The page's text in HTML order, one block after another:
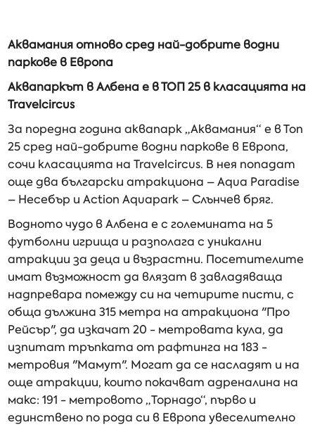
Аквамания отново сред най-добрите водни
паркове в Европа
Аквапаркът в Албена е в ТОП 25 в класацията на
Travelcircus
За поредна година аквапарк „Аквамания“ е в Топ
25 сред най-добрите водни паркове в Европа,
сочи класацията на Travelcircus. В нея попадат
още два български атракциона – Aqua Paradise
– Несебър и Action Aquapark – Слънчев бряг.
Водното чудо в Албена е с големината на 5
футболни игрища и разполага с уникални
атракции за деца и възрастни. Посетителите
имат възможност да влязат в завладяваща
надпревара помежду си на четирите писти, с
обща дължина 315 метра на атракциона "Про
Рейсър", да изкачат 20 - метровата кула, да
изпитат тръпката от рафтинга на 183 -
метровия "Мамут". Могат да се насладят и на
още атракции, които покачват адреналина на
макс: 191 - метровото „Торнадо“, първо и
единствено по рода си в Европа увеселително